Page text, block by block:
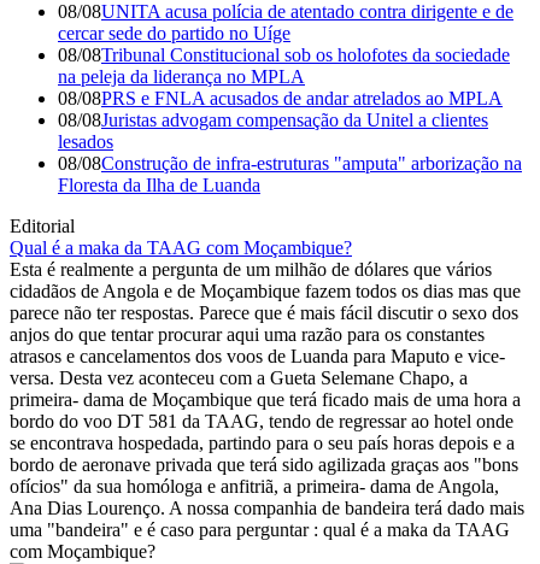
08/08UNITA acusa polícia de atentado contra dirigente e de
cercar sede do partido no Uíge
08/08Tribunal Constitucional sob os holofotes da sociedade
na peleja da liderança no MPLA
08/08PRS e FNLA acusados de andar atrelados ao MPLA
08/08Juristas advogam compensação da Unitel a clientes
lesados
08/08Construção de infra-estruturas "amputa" arborização na
Floresta da Ilha de Luanda
Editorial
Qual é a maka da TAAG com Moçambique?
Esta é realmente a pergunta de um milhão de dólares que vários
cidadãos de Angola e de Moçambique fazem todos os dias mas que
parece não ter respostas. Parece que é mais fácil discutir o sexo dos
anjos do que tentar procurar aqui uma razão para os constantes
atrasos e cancelamentos dos voos de Luanda para Maputo e vice-
versa. Desta vez aconteceu com a Gueta Selemane Chapo, a
primeira- dama de Moçambique que terá ficado mais de uma hora a
bordo do voo DT 581 da TAAG, tendo de regressar ao hotel onde
se encontrava hospedada, partindo para o seu país horas depois e a
bordo de aeronave privada que terá sido agilizada graças aos "bons
ofícios" da sua homóloga e anfitriã, a primeira- dama de Angola,
Ana Dias Lourenço. A nossa companhia de bandeira terá dado mais
uma "bandeira" e é caso para perguntar : qual é a maka da TAAG
com Moçambique?